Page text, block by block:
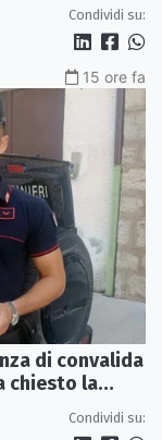
Condividi su:
15 ore fa
di convalida
chiesto la
Condividi su: